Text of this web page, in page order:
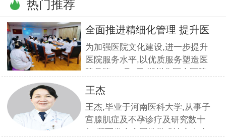
热门推荐
全面推进精细化管理 提升医
疗服
为加强医院文化建设,进一步提升
医院服务水平,以优质服务塑造医
院品牌,11月5日,郑州华医大医院
组织全员开展优质服务提升培训.
本期培训邀请到职业素养与服务设
计专家
王杰
王杰,毕业于河南医科大学,从事子
宫腺肌症及不孕诊疗及研究数十
年,撰写发表全国性学术论文十余